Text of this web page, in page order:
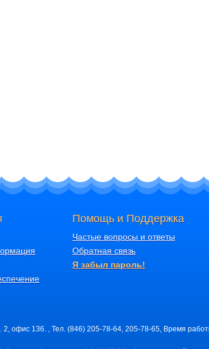
Помощь и Поддержка
Частые вопросы и ответы
Обратная связь
Я забыл пароль!
офис 136. , Тел. (846) 205-78-64, 205-78-65, Время